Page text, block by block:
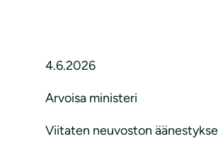
4.6.2026
Arvoisa ministeri
Viitaten neuvoston